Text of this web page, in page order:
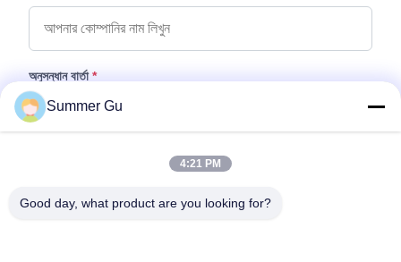
অনুসন্ধান বার্তা *
Summer Gu
4:21 PM
Good day, what product are you looking for?